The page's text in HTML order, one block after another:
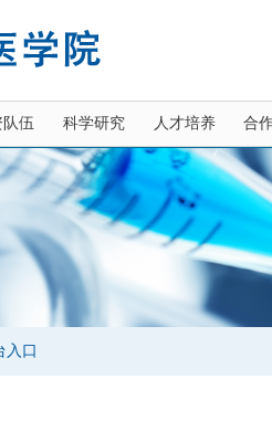
队伍 科学研究 人才培养 合
入口